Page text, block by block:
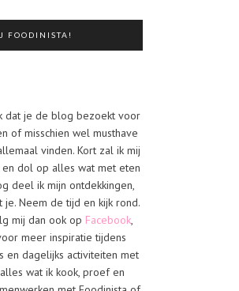
FOODINISTA!
dat je de blog bezoekt voor
of misschien wel musthave
vinden. Kort zal ik mij
dol op alles wat met eten
deel ik mijn ontdekkingen,
Neem de tijd en kijk rond.
mij dan ook op Facebook,
meer inspiratie tijdens
en dagelijks activiteiten met
wat ik kook, proef en